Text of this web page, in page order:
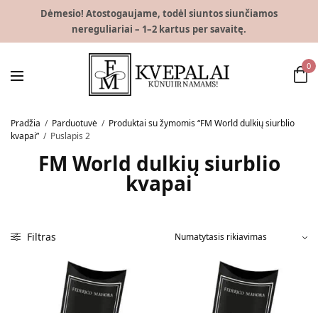
Dėmesio! Atostogaujame, todėl siuntos siunčiamos
nereguliariai – 1–2 kartus per savaitę.
0
Pradžia / Parduotuvė / Produktai su žymomis “FM World dulkių siurblio
kvapai” / Puslapis 2
FM World dulkių siurblio
kvapai
Filtras